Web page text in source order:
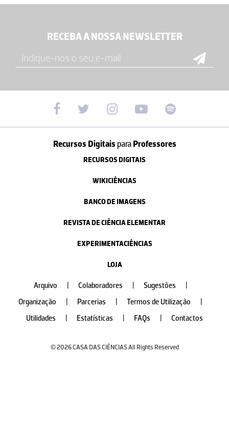
RECEBA A NOSSA NEWSLETTER
Recursos Digitais paraProfessores
RECURSOS DIGITAIS
WIKICIÊNCIAS
BANCO DE IMAGENS
REVISTA DE CIÊNCIA ELEMENTAR
EXPERIMENTACIÊNCIAS
LOJA
Arquivo Colaboradores Sugestões
Organização
Parcerias Termos de Utilização
Utilidades
Estatísticas FAQs Contactos
© 2026 CASA DAS CIÊNCIAS All Rights Reserved